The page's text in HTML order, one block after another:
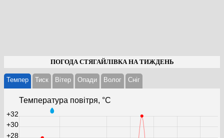
ПОГОДА СТЯГАЙЛІВКА НА ТИЖДЕНЬ
Темпер Тиск Вітер Опади Волог Cніг
Температура повітря, °С
+28
+30
+32